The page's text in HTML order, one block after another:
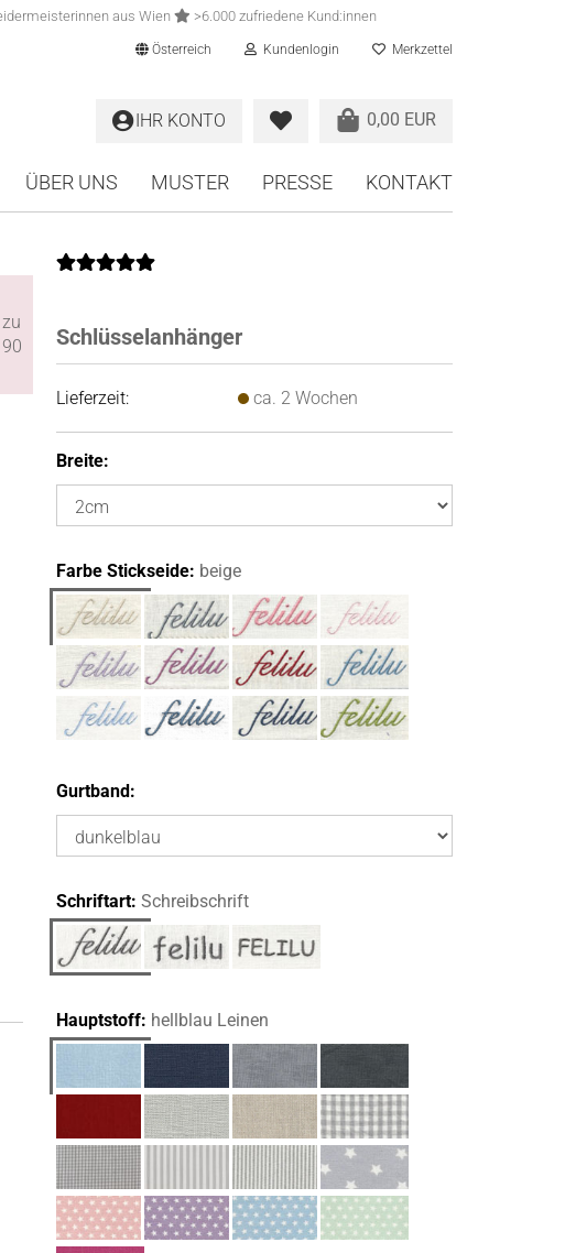
aus Wien >6.000 zufriedene Kund:innen
Österreich Kundenlogin Merkzettel
0,00 EUR
IHR KONTO
ÜBER UNS MUSTER PRESSE KONTAKT
Schlüsselanhänger
Lieferzeit: ca. 2 Wochen
Breite:
Farbe Stickseide: beige
Gurtband:
Schriftart: Schreibschrift
Hauptstoff: hellblau Leinen